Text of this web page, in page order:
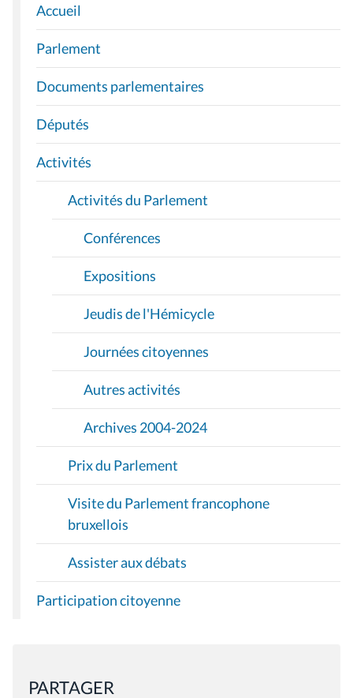
N
A
V
I
G
A
T
I
O
Accueil
Parlement
Documents parlementaires
Députés
Activités
Activités du Parlement
Conférences
Expositions
Jeudis de l'Hémicycle
Journées citoyennes
Autres activités
Archives 2004-2024
Prix du Parlement
Visite du Parlement francophone
bruxellois
Assister aux débats
Participation citoyenne
PARTAGER